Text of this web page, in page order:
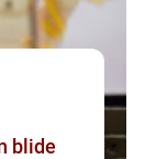
blide